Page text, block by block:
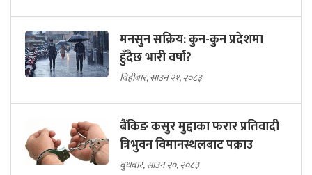
मनसुन सक्रिय: कुन-कुन प्रदेशमा
हुँदैछ भारी वर्षा?
बिहीबार, साउन २१, २०८३
बैंकिङ कसुर मुद्दाका फरार प्रतिवादी
त्रिभुवन विमानस्थलबाट पक्राउ
बुधबार, साउन २०, २०८३